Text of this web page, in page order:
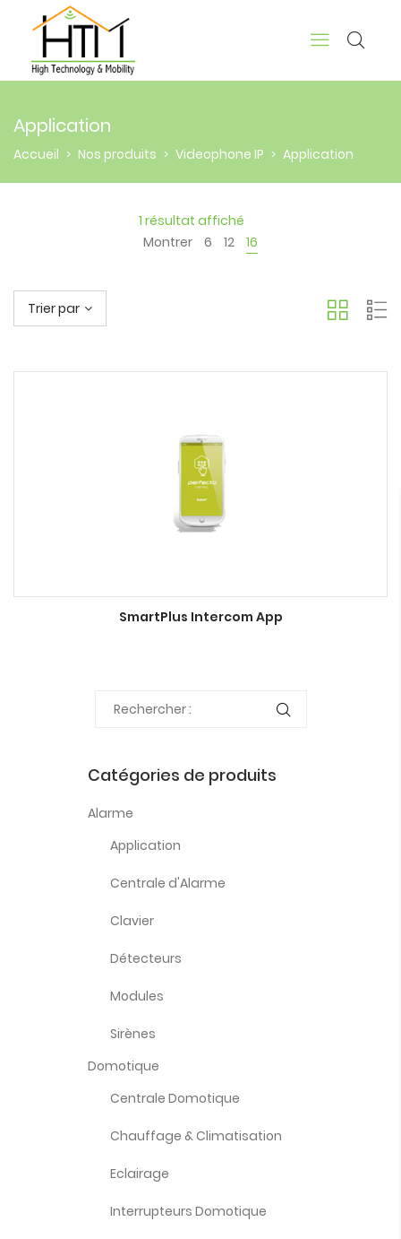
Application
Accueil > Nos produits > Videophone IP > Application
1 résultat affiché
Montrer
6 12 16
Trier par
SmartPlus Intercom App
Catégories de produits
Alarme
Application
Centrale d'Alarme
Clavier
Détecteurs
Modules
Sirènes
Domotique
Centrale Domotique
Chauffage & Climatisation
Eclairage
Interrupteurs Domotique